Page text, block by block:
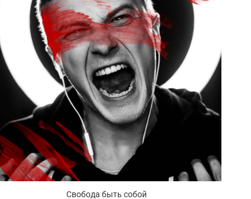
Свобода быть собой